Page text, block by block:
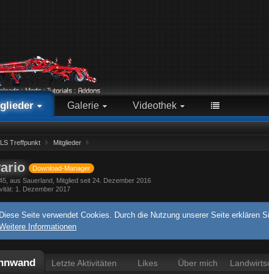
online
Team
Galerie
Neue Bilder
Videothek
Treffpunkt Mitglieder
Download-Manager
aus Sauerland Mitglied seit 24. Dezember 2016
1. Dezember 2017
Diese Seite verwendet Cookies. Durch die Nutzung unserer Seite erklären
Informationen
Letzte Aktivitäten Likes Über mich